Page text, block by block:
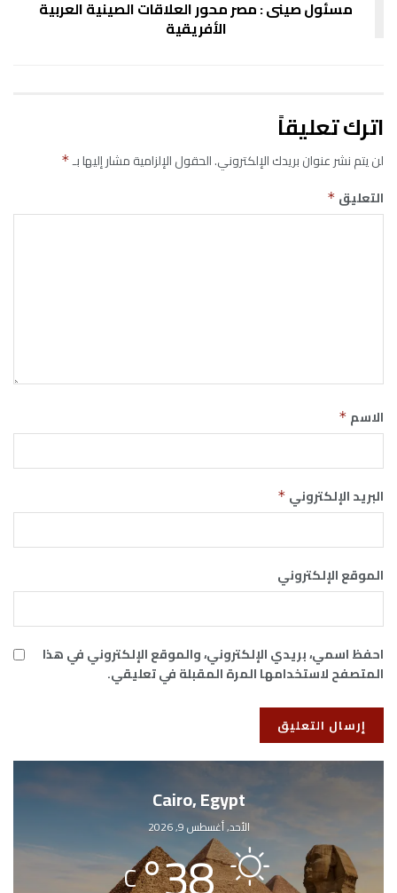
مسئول صينى : مصر محور العلاقات الصينية العربية
الأفريقية
اترك تعليقاً
لن يتم نشر عنوان بريدك الإلكتروني.الحقول الإلزامية مشار إليها بـ*
التعليق *
الاسم *
البريد الإلكتروني *
الموقع الإلكتروني
احفظ اسمي، بريدي الإلكتروني، والموقع الإلكتروني في هذا
المتصفح لاستخدامها المرة المقبلة في تعليقي.
Cairo, Egypt
الأحد, أغسطس 9, 2026
C